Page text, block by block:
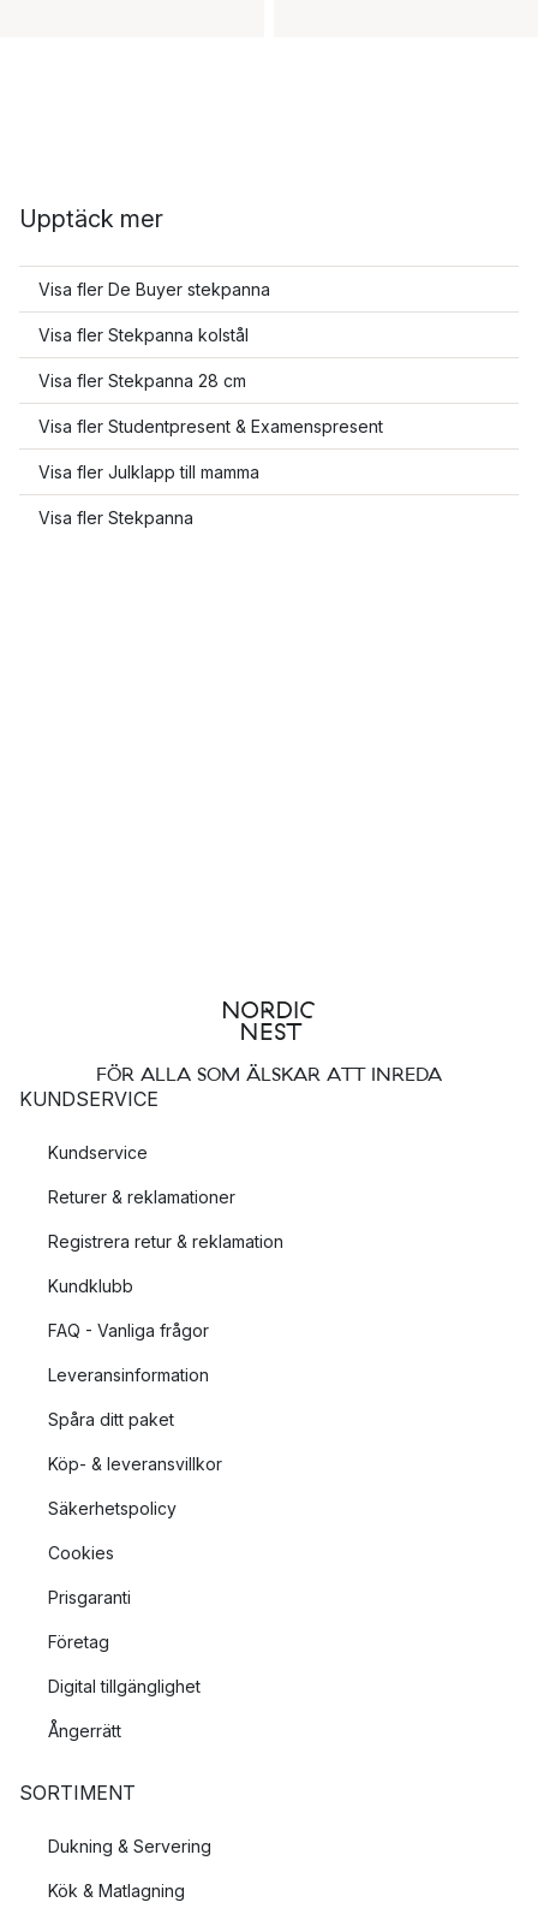
Upptäck mer
Visa fler De Buyer stekpanna
Visa fler Stekpanna kolstål
Visa fler Stekpanna 28 cm
Visa fler Studentpresent & Examenspresent
Visa fler Julklapp till mamma
Visa fler Stekpanna
FÖR ALLA SOM ÄLSKAR ATT INREDA
KUNDSERVICE
Kundservice
Returer & reklamationer
Registrera retur & reklamation
Kundklubb
FAQ - Vanliga frågor
Leveransinformation
Spåra ditt paket
Köp- & leveransvillkor
Säkerhetspolicy
Cookies
Prisgaranti
Företag
Digital tillgänglighet
Ångerrätt
SORTIMENT
Dukning & Servering
Kök & Matlagning